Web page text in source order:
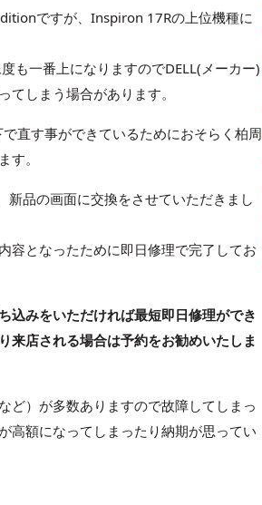
ですが、Inspiron 17Rの上位機種に
も一番上になりますのでDELL(メーカー)
しまう場合があります。
直す事ができているためにおそらく柏周
。
品の画面に交換をさせていただきまし
容となったために即日修理で完了してお
込みをいただければ最短即日修理ができ
来店される場合は予約をお勧めいたしま
ど）が多数ありますので故障してしまっ
高額になってしまったり納期が思ってい